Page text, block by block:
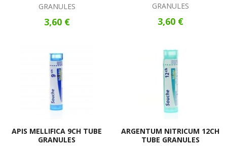
GRANULES
3,60 €
GRANULES
3,60 €
APIS MELLIFICA 9CH TUBE
GRANULES
ARGENTUM NITRICUM 12CH
TUBE GRANULES